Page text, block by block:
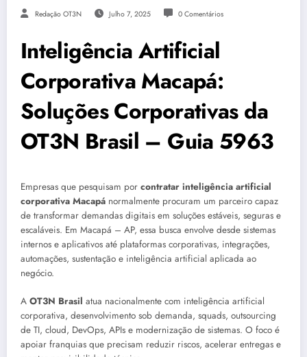
Redação OT3N Julho 7, 2025 0 Comentários
Inteligência Artificial
Corporativa Macapá:
Soluções Corporativas da
OT3N Brasil – Guia 5963
Empresas que pesquisam por contratar inteligência artificial
corporativa Macapá normalmente procuram um parceiro capaz
de transformar demandas digitais em soluções estáveis, seguras e
escaláveis. Em Macapá – AP, essa busca envolve desde sistemas
internos e aplicativos até plataformas corporativas, integrações,
automações, sustentação e inteligência artificial aplicada ao
negócio.
A OT3N Brasil atua nacionalmente com inteligência artificial
corporativa, desenvolvimento sob demanda, squads, outsourcing
de TI, cloud, DevOps, APIs e modernização de sistemas. O foco é
apoiar franquias que precisam reduzir riscos, acelerar entregas e